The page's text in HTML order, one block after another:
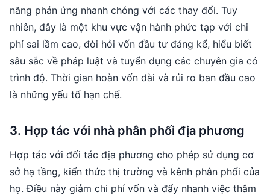
năng phản ứng nhanh chóng với các thay đổi. Tuy
nhiên, đây là một khu vực vận hành phức tạp với chi
phí sai lầm cao, đòi hỏi vốn đầu tư đáng kể, hiểu biết
sâu sắc về pháp luật và tuyển dụng các chuyên gia có
trình độ. Thời gian hoàn vốn dài và rủi ro ban đầu cao
là những yếu tố hạn chế.
3. Hợp tác với nhà phân phối địa phương
Hợp tác với đối tác địa phương cho phép sử dụng cơ
sở hạ tầng, kiến thức thị trường và kênh phân phối của
họ. Điều này giảm chi phí vốn và đẩy nhanh việc thâm